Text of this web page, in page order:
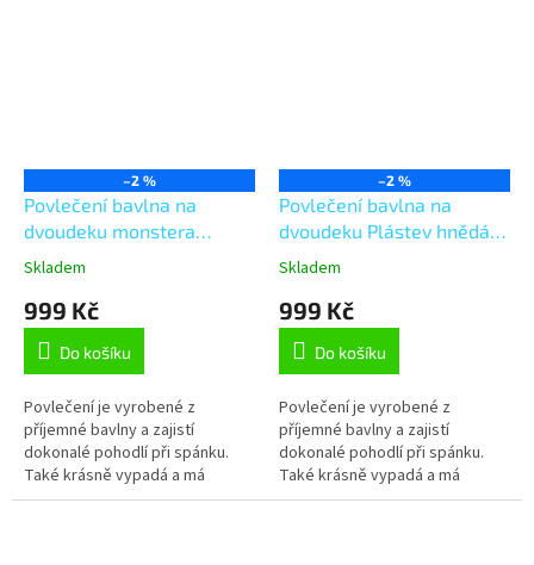
–2 %
Povlečení bavlna na
dvoudeku monstera
zelená 180x200, 2ks
Skladem
999 Kč
Do košíku
Povlečení je vyrobené z
příjemné bavlny a zajistí
dokonalé pohodlí při spánku.
Také krásně vypadá a má
kvalitní potisk, což zaručuje
–2 %
Povlečení bavlna na
dvoudeku Plástev hnědá
180x200, 2ks 70x90 cm
Skladem
999 Kč
Do košíku
Povlečení je vyrobené z
příjemné bavlny a zajistí
dokonalé pohodlí při spánku.
Také krásně vypadá a má
kvalitní potisk, což zaručuje